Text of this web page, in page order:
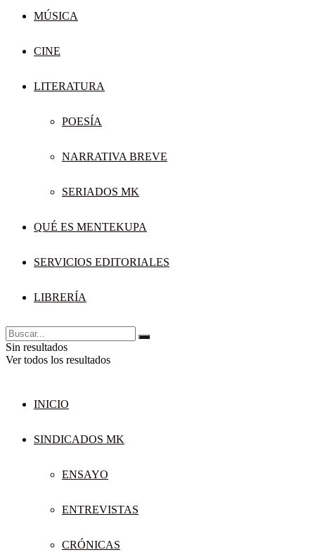
MÚSICA
CINE
LITERATURA
POESÍA
NARRATIVA BREVE
SERIADOS MK
QUÉ ES MENTEKUPA
SERVICIOS EDITORIALES
LIBRERÍA
Sin resultados
Ver todos los resultados
INICIO
SINDICADOS MK
ENSAYO
ENTREVISTAS
CRÓNICAS